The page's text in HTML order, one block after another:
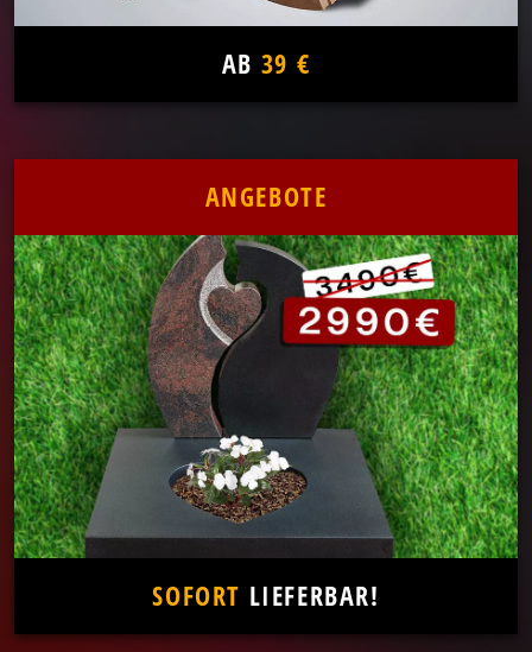
AB 39 €
ANGEBOTE
SOFORT LIEFERBAR!